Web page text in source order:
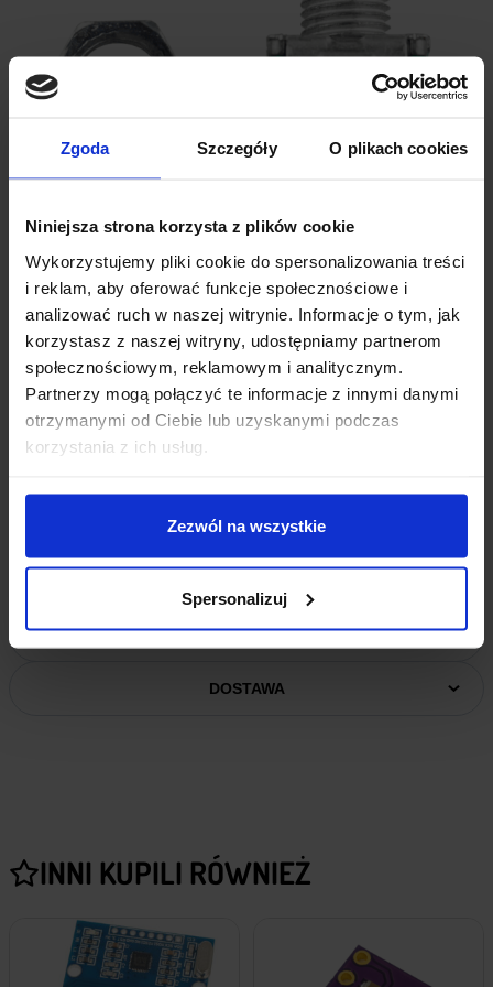
Zgoda Szczegóły O plikach cookies
Niniejsza strona korzysta z plików cookie
Wykorzystujemy pliki cookie do spersonalizowania treści
i reklam, aby oferować funkcje społecznościowe i
analizować ruch w naszej witrynie. Informacje o tym, jak
korzystasz z naszej witryny, udostępniamy partnerom
społecznościowym, reklamowym i analitycznym.
Partnerzy mogą połączyć te informacje z innymi danymi
otrzymanymi od Ciebie lub uzyskanymi podczas
korzystania z ich usług.
Zezwól na wszystkie
Spersonalizuj
SPECYFIKACJA POTENCJOMETR
WIELOOBROTOWY
Typ
: Enkoder montażowy wieloobrotowy
: Enkoder obrotowy z przyciskiem
Ilość Pinów: 5
Długość wału : 20 mm.
Wymiary: 20 x 12 x 25 mm
OPINIE
DOSTAWA
INNI KUPILI RÓWNIEŻ